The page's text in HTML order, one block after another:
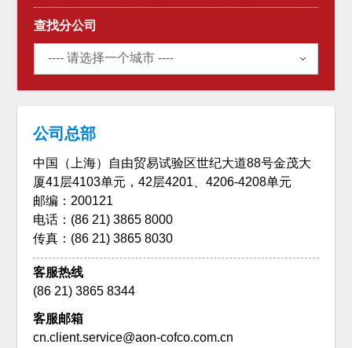
查找分公司
公司总部
中国（上海）自由贸易试验区世纪大道88号金茂大
厦41层4103单元，42层4201、4206-4208单元
邮编：200121
电话：(86 21) 3865 8000
传真：(86 21) 3865 8030
客服热线
(86 21) 3865 8344
客服邮箱
cn.client.service@aon-cofco.com.cn